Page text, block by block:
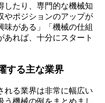
したり、専門的な機械知
やポジションのアップが
味がある」「機械の仕組
あれば、十分にスタート
する主な業界
れる業界は非常に幅広い